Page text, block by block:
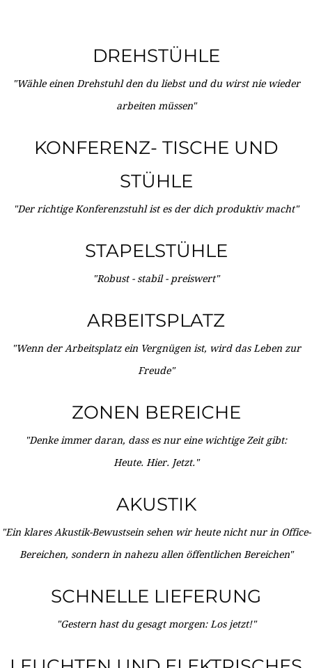
DREHSTÜHLE
"Wähle einen Drehstuhl den du liebst und du wirst nie wieder
arbeiten müssen"
KONFERENZ- TISCHE UND
STÜHLE
"Der richtige Konferenzstuhl ist es der dich produktiv macht"
STAPELSTÜHLE
"Robust - stabil - preiswert"
ARBEITSPLATZ
"Wenn der Arbeitsplatz ein Vergnügen ist, wird das Leben zur
Freude"
ZONEN BEREICHE
"Denke immer daran, dass es nur eine wichtige Zeit gibt:
Heute. Hier. Jetzt."
AKUSTIK
"Ein klares Akustik-Bewustsein sehen wir heute nicht nur in Office-
Bereichen, sondern in nahezu allen öffentlichen Bereichen"
SCHNELLE LIEFERUNG
"Gestern hast du gesagt morgen: Los jetzt!"